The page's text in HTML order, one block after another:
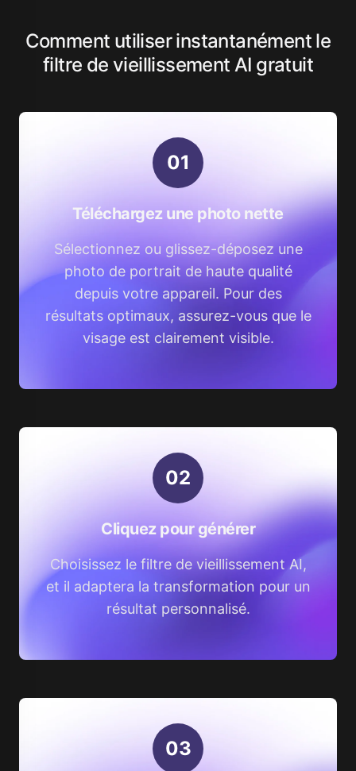
Comment utiliser instantanément le
filtre de vieillissement AI gratuit
01
Téléchargez une photo nette
Sélectionnez ou glissez-déposez une
photo de portrait de haute qualité
depuis votre appareil. Pour des
résultats optimaux, assurez-vous que le
visage est clairement visible.
02
Cliquez pour générer
Choisissez le filtre de vieillissement AI,
et il adaptera la transformation pour un
résultat personnalisé.
03